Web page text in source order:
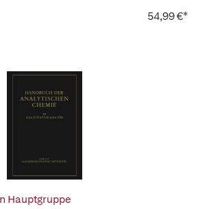
54,99 €*
Hauptgruppe